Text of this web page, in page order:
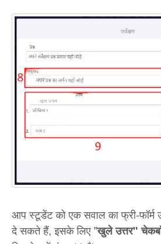
आप स्टूडेंट को एक सवाल का फ्री-फॉर्म
दे सकते हैं, इसके लिए "खुले उत्तर"